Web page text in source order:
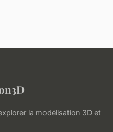
la modélisation 3D et